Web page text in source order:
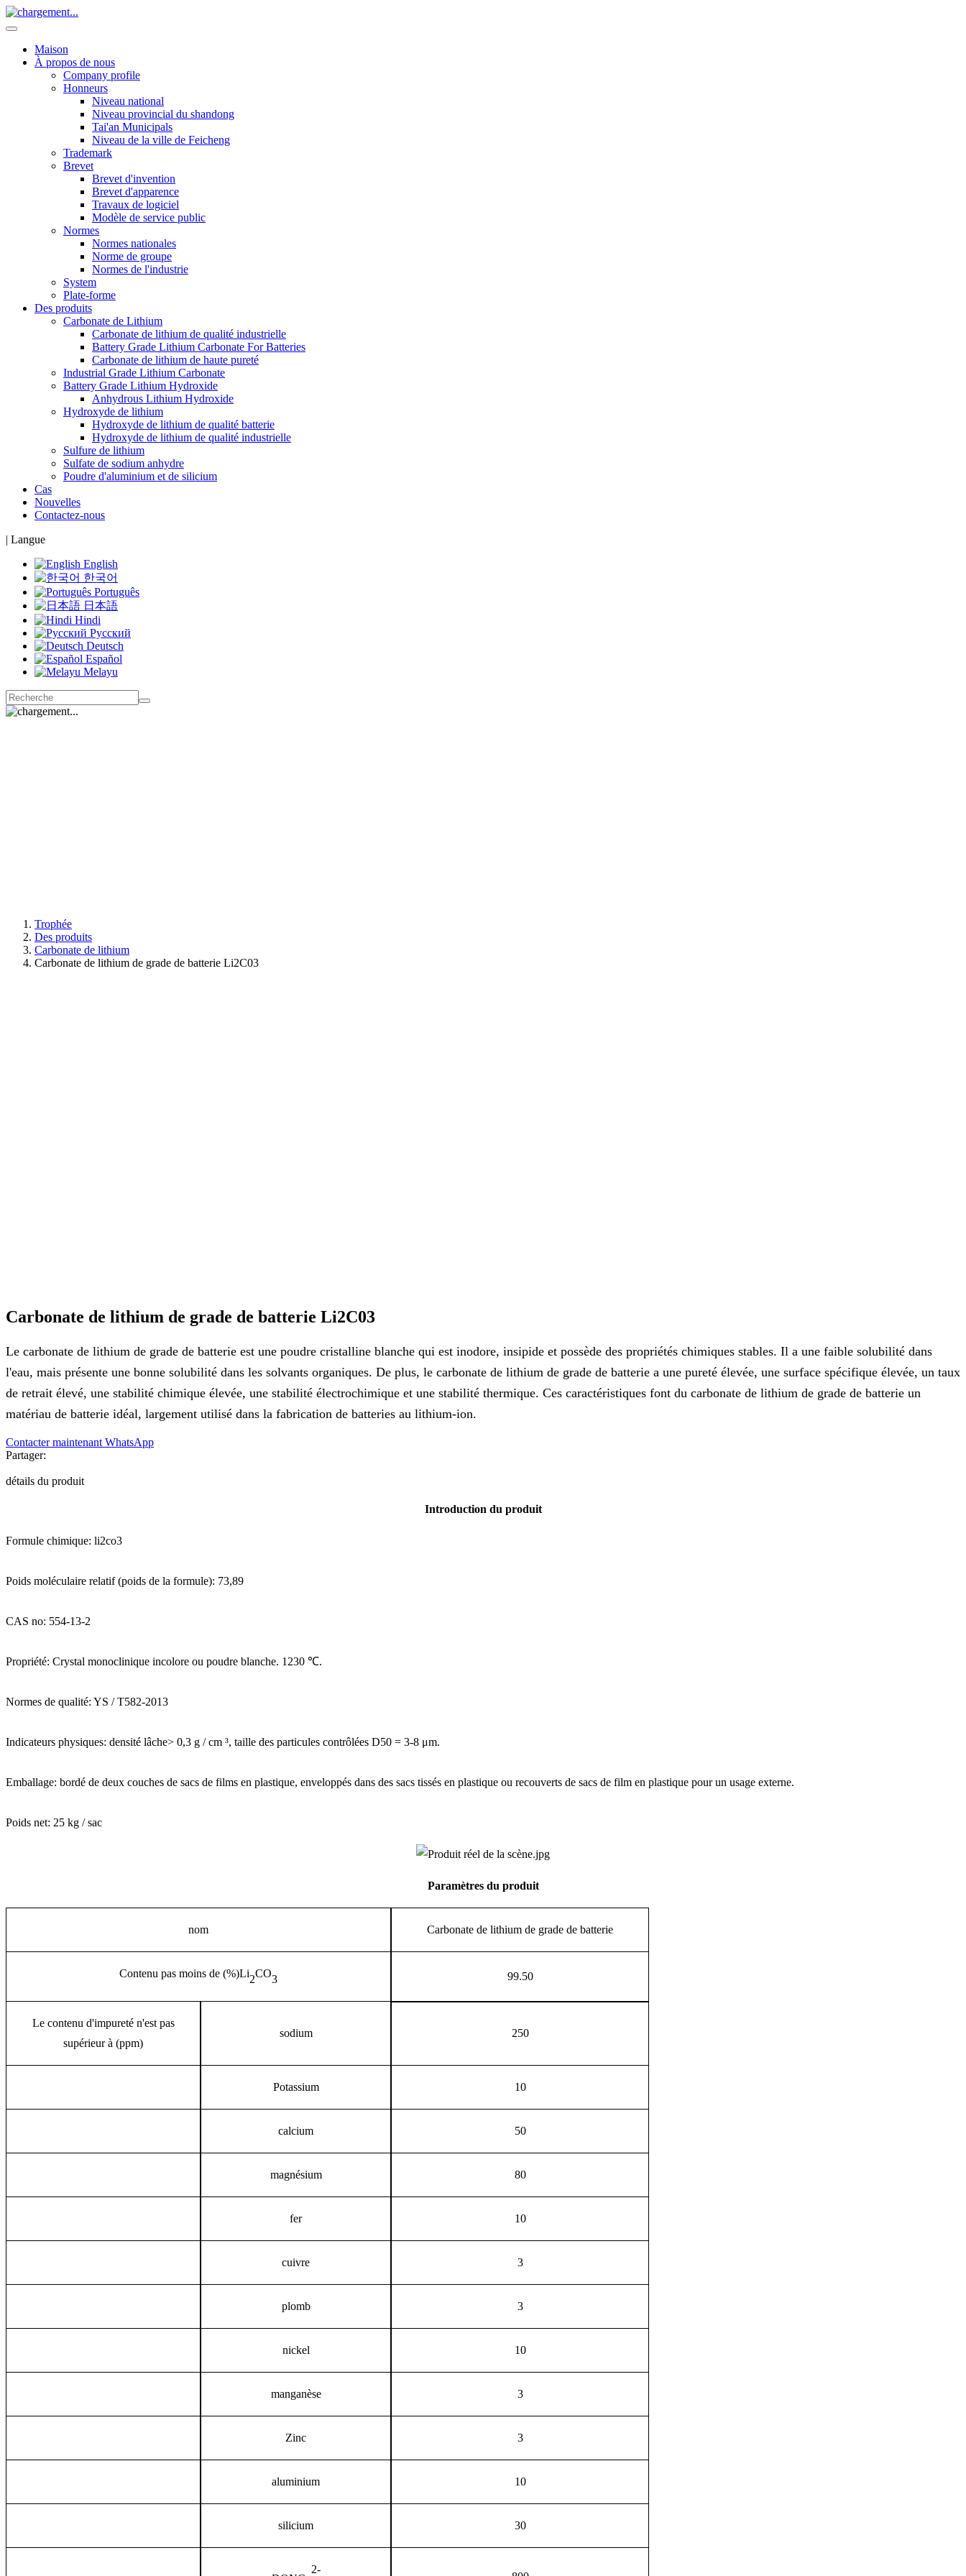
Maison
À propos de nous
Company profile
Honneurs
Niveau national
Niveau provincial du shandong
Tai'an Municipals
Niveau de la ville de Feicheng
Trademark
Brevet
Brevet d'invention
Brevet d'apparence
Travaux de logiciel
Modèle de service public
Normes
Normes nationales
Norme de groupe
Normes de l'industrie
System
Plate-forme
Des produits
Carbonate de Lithium
Carbonate de lithium de qualité industrielle
Battery Grade Lithium Carbonate For Batteries
Carbonate de lithium de haute pureté
Industrial Grade Lithium Carbonate
Battery Grade Lithium Hydroxide
Anhydrous Lithium Hydroxide
Hydroxyde de lithium
Hydroxyde de lithium de qualité batterie
Hydroxyde de lithium de qualité industrielle
Sulfure de lithium
Sulfate de sodium anhydre
Poudre d'aluminium et de silicium
Cas
Nouvelles
Contactez-nous
| Langue
English
한국어
Português
日本語
Hindi
Русский
Deutsch
Español
Melayu
Trophée
Des produits
Carbonate de lithium
Carbonate de lithium de grade de batterie Li2C03
Carbonate de lithium de grade de batterie Li2C03
Le carbonate de lithium de grade de batterie est une poudre cristalline blanche qui est inodore, insipide et possède des propriétés chimiques stables. Il a une faible solubilité dans
l'eau, mais présente une bonne solubilité dans les solvants organiques. De plus, le carbonate de lithium de grade de batterie a une pureté élevée, une surface spécifique élevée, un taux
de retrait élevé, une stabilité chimique élevée, une stabilité électrochimique et une stabilité thermique. Ces caractéristiques font du carbonate de lithium de grade de batterie un
matériau de batterie idéal, largement utilisé dans la fabrication de batteries au lithium-ion. ‌
Contacter maintenant WhatsApp
Partager:
détails du produit
Introduction du produit
Formule chimique: li2co3
Poids moléculaire relatif (poids de la formule): 73,89
CAS no: 554-13-2
Propriété: Crystal monoclinique incolore ou poudre blanche. 1230 ℃.
Normes de qualité: YS / T582-2013
Indicateurs physiques: densité lâche> 0,3 g / cm ³, taille des particules contrôlées D50 = 3-8 μm.
Emballage: bordé de deux couches de sacs de films en plastique, enveloppés dans des sacs tissés en plastique ou recouverts de sacs de film en plastique pour un usage externe.
Poids net: 25 kg / sac
Paramètres du produit
nom Carbonate de lithium de grade de batterie
Contenu pas moins de (%)Li2CO3 99.50
Le contenu d'impureté n'est pas
supérieur à (ppm)
sodium 250
Potassium 10
calcium 50
magnésium 80
fer 10
cuivre 3
plomb 3
nickel 10
manganèse 3
Zinc 3
aluminium 10
silicium 30
2-